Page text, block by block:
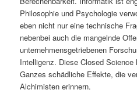
Philosophie und Psychologie
eben nicht nur eine technische
nebenbei auch die mangelnde
unternehmensgetriebenen
Intelligenz. Diese Closed
Ganzes schädliche Effekte, die
Alchimisten erinnern.